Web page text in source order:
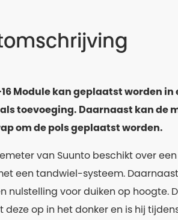
Module kan geplaatst worden in
toevoeging. Daarnaast kan de
om de pols geplaatst worden.
van Suunto beschikt over
een tandwiel-systeem.
nulstelling voor duiken op hoogte.
op in het donker en is hij